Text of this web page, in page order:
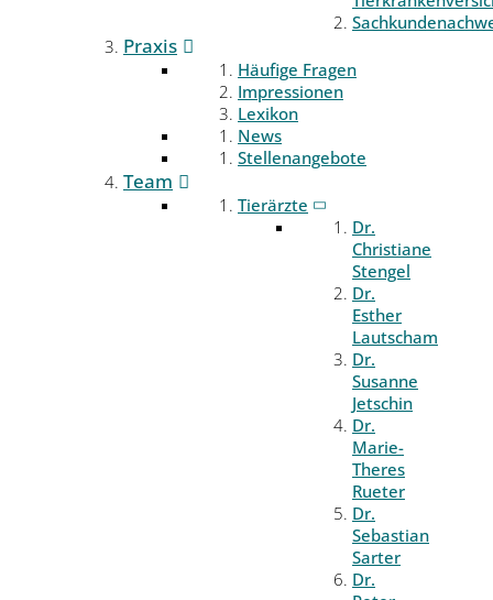
Praxis
Häufige Fragen
Impressionen
Lexikon
News
Stellenangebote
Team
Tierärzte
Dr.
Christiane
Stengel
Dr.
Esther
Lautscham
Dr.
Susanne
Jetschin
Dr.
Marie-
Theres
Rueter
Dr.
Sebastian
Sarter
Dr.